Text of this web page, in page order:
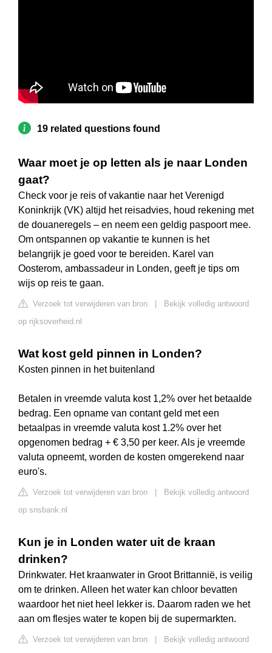
19 related questions found
Waar moet je op letten als je naar Londen
gaat?
Check voor je reis of vakantie naar het Verenigd
Koninkrijk (VK) altijd het reisadvies, houd rekening met
de douaneregels – en neem een geldig paspoort mee.
Om ontspannen op vakantie te kunnen is het
belangrijk je goed voor te bereiden. Karel van
Oosterom, ambassadeur in Londen, geeft je tips om
wijs op reis te gaan.
Verzoek tot verwijderen van bron
Bekijk volledig antwoord
op rijksoverheid.nl
Wat kost geld pinnen in Londen?
Kosten pinnen in het buitenland
Betalen in vreemde valuta kost 1,2% over het betaalde
bedrag. Een opname van contant geld met een
betaalpas in vreemde valuta kost 1.2% over het
opgenomen bedrag + € 3,50 per keer. Als je vreemde
valuta opneemt, worden de kosten omgerekend naar
euro's.
Verzoek tot verwijderen van bron
Bekijk volledig antwoord
op snsbank.nl
Kun je in Londen water uit de kraan
drinken?
Drinkwater. Het kraanwater in Groot Brittannië, is veilig
om te drinken. Alleen het water kan chloor bevatten
waardoor het niet heel lekker is. Daarom raden we het
aan om flesjes water te kopen bij de supermarkten.
Verzoek tot verwijderen van bron
Bekijk volledig antwoord